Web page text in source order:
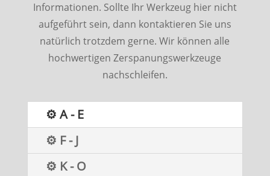
Informationen. Sollte Ihr Werkzeug hier nicht
aufgeführt sein, dann kontaktieren Sie uns
natürlich trotzdem gerne. Wir können alle
hochwertigen Zerspanungswerkzeuge
nachschleifen.
⚙ A - E
⚙ F - J
⚙ K - O